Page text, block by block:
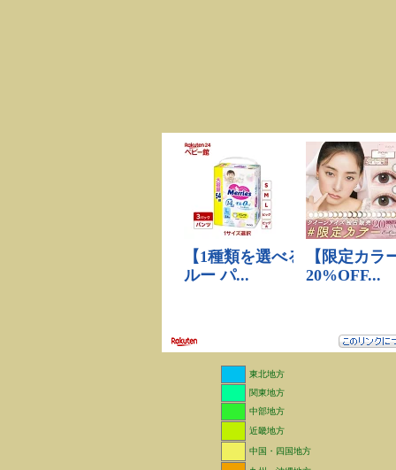
東北地方
関東地方
中部地方
近畿地方
中国・四国地方